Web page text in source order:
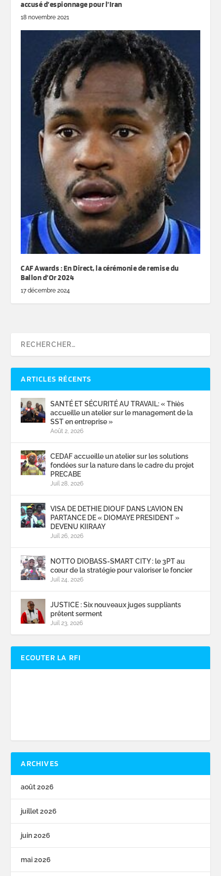
accusé d’espionnage pour l’Iran
18 novembre 2021
CAF Awards : En Direct, la cérémonie de remise du
Ballon d’Or 2024
17 décembre 2024
ARTICLES RÉCENTS
SANTÉ ET SÉCURITÉ AU TRAVAIL: « Thiès
accueille un atelier sur le management de la
SST en entreprise »
Août 2, 2026
CEDAF accueille un atelier sur les solutions
fondées sur la nature dans le cadre du projet
PRECABE
Juil 28, 2026
VISA DE DETHIE DIOUF DANS L’AVION EN
PARTANCE DE « DIOMAYE PRESIDENT »
DEVENU KIIRAAY
Juil 26, 2026
NOTTO DIOBASS-SMART CITY : le 3PT au
cœur de la stratégie pour valoriser le foncier
Juil 24, 2026
JUSTICE : Six nouveaux juges suppliants
prêtent serment
Juil 23, 2026
ECOUTER LA RFI
ARCHIVES
août 2026
juillet 2026
juin 2026
mai 2026